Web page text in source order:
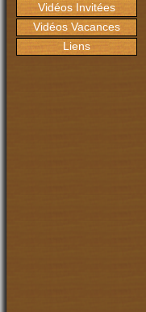
Vidéos Invitées
Vidéos Vacances
Liens